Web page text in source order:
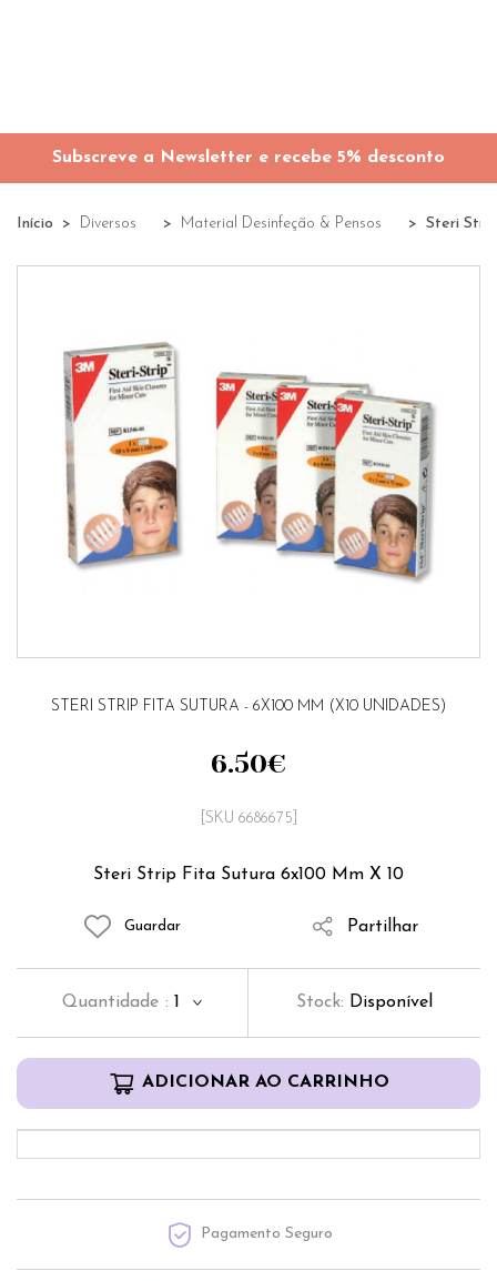
Subscreve a Newsletter e recebe 5% desconto
Início Diversos Material Desinfeção & Pensos Steri
STERI STRIP FITA SUTURA - 6X100 MM (X10 UNIDADES)
Steri Strip Fita Sutura 6x100 Mm X 10
[SKU 6686675]
6.50€
Guardar Partilhar
Quantidade : 1 Stock: Disponível
ADICIONAR AO CARRINHO
Pagamento Seguro